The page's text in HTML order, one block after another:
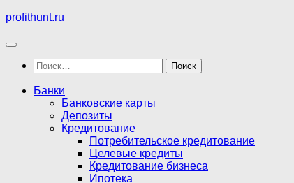
Перейти
содержимому
profithunt.ru
Найти:
Банки
Банковские карты
Депозиты
Кредитование
Потребительское кредитование
Целевые кредиты
Кредитование бизнеса
Ипотека